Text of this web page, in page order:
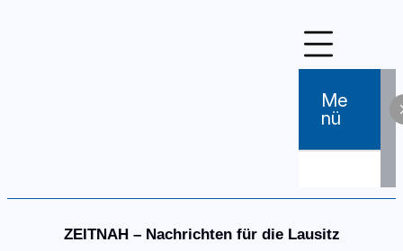
Me
Nü
ZEITNAH – Nachrichten für die Lausitz